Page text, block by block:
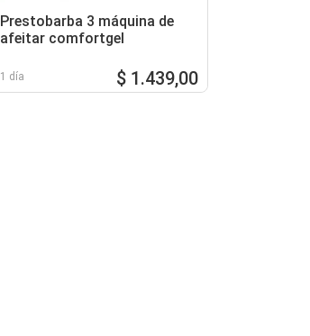
Prestobarba 3 máquina de
afeitar comfortgel
1 día $ 1.439,00